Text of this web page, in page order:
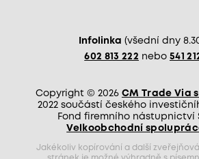
Infolinka (všední dny
602 813 222 nebo 541
Copyright © 2026 CM Trade Via
2022 součástí českého
Fond firemního nástupnictví
Velkoobchodní
Jakékoliv kopírování a další